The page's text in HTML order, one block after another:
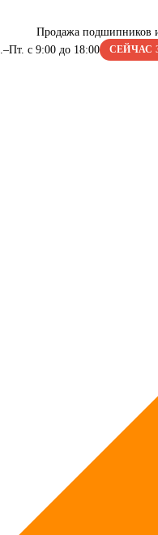
Продажа подшипников
с 9:00 до 18:00
СЕЙЧАС